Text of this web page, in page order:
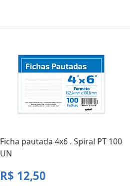
Ficha pautada 4x6 . Spiral PT 100
UN
R$ 12,50